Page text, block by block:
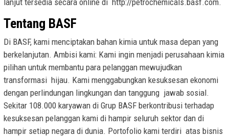
lanjut tersedia secara online di http://petrochemicals.basf.com.
Tentang BASF
Di BASF, kami menciptakan bahan kimia untuk masa depan yang
berkelanjutan. Ambisi kami: Kami ingin menjadi perusahaan kimia
pilihan untuk membantu para pelanggan mewujudkan
transformasi hijau. Kami menggabungkan kesuksesan ekonomi
dengan perlindungan lingkungan dan tanggung jawab sosial.
Sekitar 108.000 karyawan di Grup BASF berkontribusi terhadap
kesuksesan pelanggan kami di hampir seluruh sektor dan di
hampir setiap negara di dunia. Portofolio kami terdiri atas bisnis